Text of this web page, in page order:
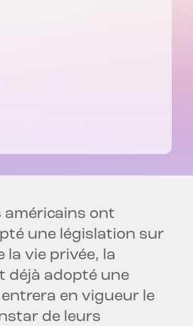
américains ont
une législation sur
la vie privée, la
déjà adopté une
en vigueur le
de leurs